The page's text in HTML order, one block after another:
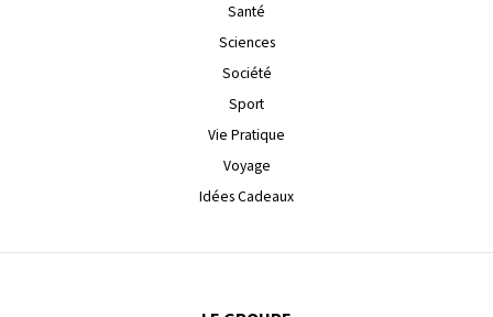
Santé
Sciences
Société
Sport
Vie Pratique
Voyage
Idées Cadeaux